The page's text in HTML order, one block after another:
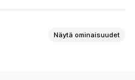
Näytä ominaisuudet